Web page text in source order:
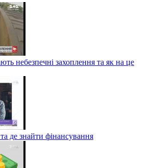
небезпечні захоплення та як на це
де знайти фінансування